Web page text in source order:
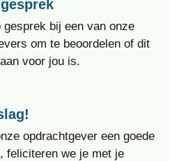
gesprek bij een van onze
om te beoordelen of dit
voor jou is.
opdrachtgever een goede
feliciteren we je met je